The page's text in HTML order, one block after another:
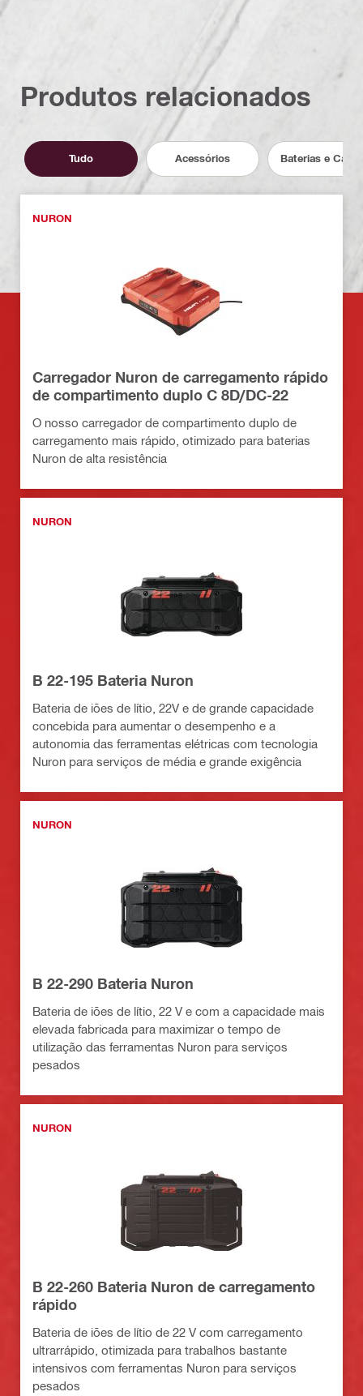
Produtos relacionados
Tudo Acessórios Baterias e
NURON
Carregador Nuron de carregamento rápido
de compartimento duplo C 8D/DC-22
O nosso carregador de compartimento duplo de
carregamento mais rápido, otimizado para baterias
Nuron de alta resistência
NURON
B 22-195 Bateria Nuron
Bateria de iões de lítio, 22V e de grande capacidade
concebida para aumentar o desempenho e a
autonomia das ferramentas elétricas com tecnologia
Nuron para serviços de média e grande exigência
NURON
B 22-290 Bateria Nuron
Bateria de iões de lítio, 22 V e com a capacidade mais
elevada fabricada para maximizar o tempo de
utilização das ferramentas Nuron para serviços
pesados
NURON
B 22-260 Bateria Nuron de carregamento
rápido
Bateria de iões de lítio de 22 V com carregamento
ultrarrápido, otimizada para trabalhos bastante
intensivos com ferramentas Nuron para serviços
pesados